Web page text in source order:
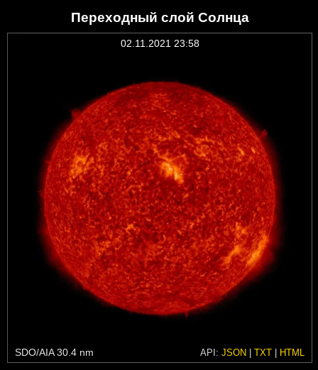
Переходный слой Солнца
02.11.2021 23:58
SDO/AIA 30.4 nm API: JSON | TXT | HTML